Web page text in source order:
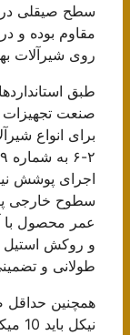
سطح صیقلی
مقاوم بوده و
روی شیرآلات
طبق
صنعت تجهیزات
اجرای پوشش
سطوح خارجی
و روکش استیل
طولانی و
همچنین حداقل
نیکل